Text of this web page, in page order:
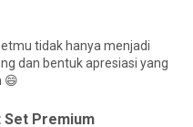
tidak hanya menjadi
dan bentuk apresiasi yang
😄
Set Premium